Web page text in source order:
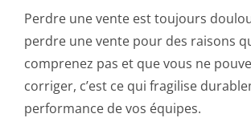
Perdre une vente est toujours
perdre une vente pour des raisons
comprenez pas et que vous ne
corriger, c’est ce qui fragilise
performance de vos équipes.